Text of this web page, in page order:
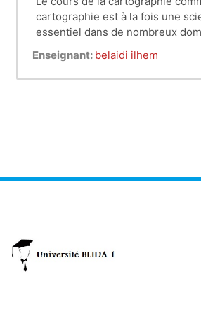
cartographie est à la fois une
essentiel dans de nombreux
Enseignant: belaidi ilhem